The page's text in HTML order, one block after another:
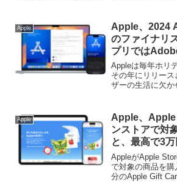
Apple
Apple、2024
のファイナリ
プリでは
OmniFocus 4
2、Strayなど
Appleは毎年ホリ
その年にリリー
ザーの生活に欠
のベストアプリ
して発表します
25日、そのベス
ァイナリスト45
います。
Apple
Apple、Apple
ンストアで対
と、最高で3
Cardがもらえ
の初売り」を
AppleがApple
で対象の商品を購
分のApple Gift